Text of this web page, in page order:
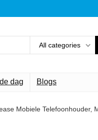
All categories
dag Blogs
Mobiele